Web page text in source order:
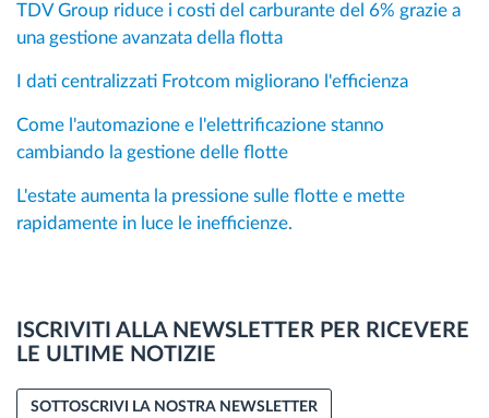
TDV Group riduce i costi del carburante del 6% grazie a
una gestione avanzata della flotta
I dati centralizzati Frotcom migliorano l'efficienza
Come l'automazione e l'elettrificazione stanno
cambiando la gestione delle flotte
L'estate aumenta la pressione sulle flotte e mette
rapidamente in luce le inefficienze.
ISCRIVITI ALLA NEWSLETTER PER RICEVERE
LE ULTIME NOTIZIE
SOTTOSCRIVI LA NOSTRA NEWSLETTER